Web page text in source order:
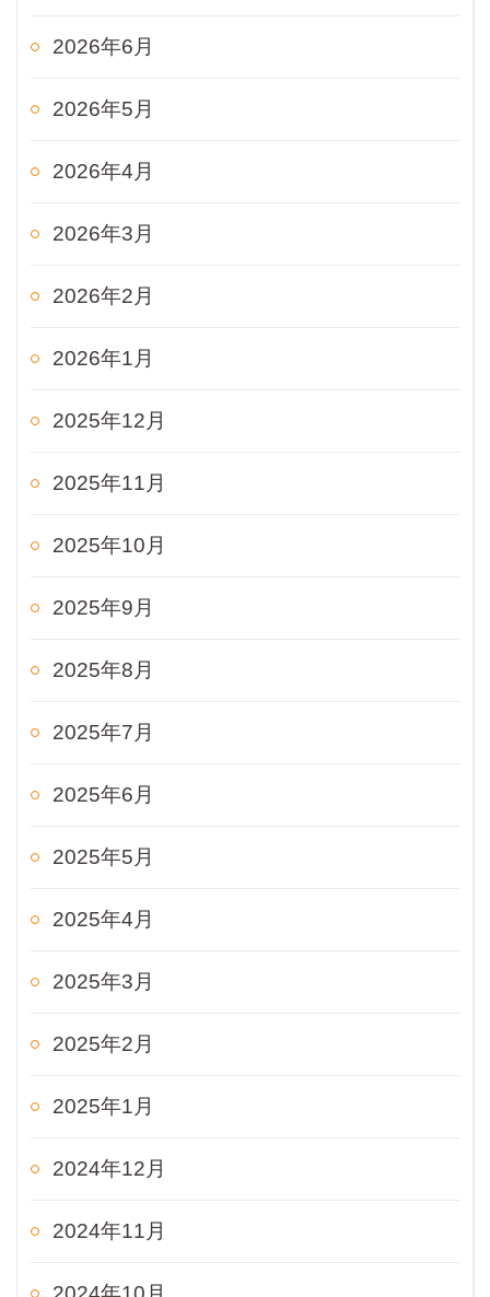
2026年6月
2026年5月
2026年4月
2026年3月
2026年2月
2026年1月
2025年12月
2025年11月
2025年10月
2025年9月
2025年8月
2025年7月
2025年6月
2025年5月
2025年4月
2025年3月
2025年2月
2025年1月
2024年12月
2024年11月